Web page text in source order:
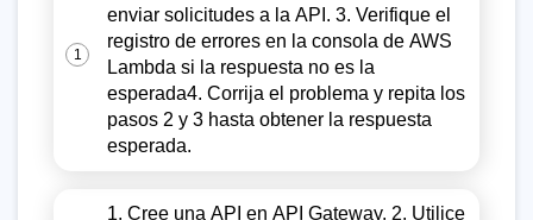
1
enviar solicitudes a la API. 3. Verifique el
registro de errores en la consola de AWS
Lambda si la respuesta no es la
esperada4. Corrija el problema y repita los
pasos 2 y 3 hasta obtener la respuesta
esperada.
1. Cree una API en API Gateway. 2. Utilice